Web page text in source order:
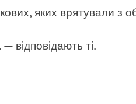
яких врятували з
відповідають ті.